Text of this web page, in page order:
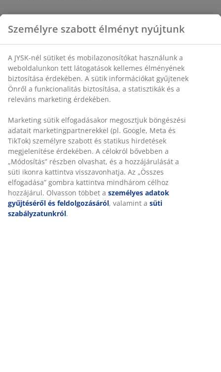
Részletes Adatok
Értékelések
(0)
Kiszállítás
Személyre szabott élményt nyújtunk
A JYSK-nél sütiket és mobilazonosítókat használunk a
weboldalunkon tett látogatások kellemes élményének
biztosítása érdekében. A sütik információkat gyűjtenek Önről
a funkcionalitás biztosítása, a statisztikák és a releváns
marketing érdekében.
Marketing sütik elfogadásakor megosztjuk böngészési adatait
marketingpartnerekkel (pl. Google, Meta és TikTok) személyre
szabott és statikus hirdetések megjelenítése érdekében. A